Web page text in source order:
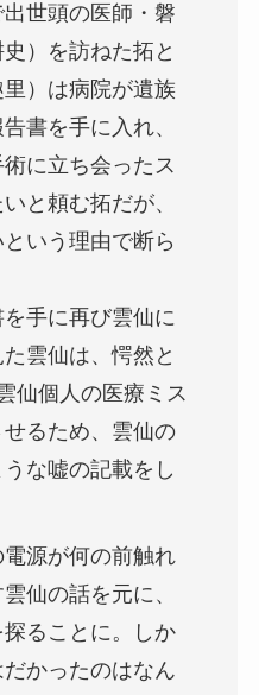
世頭の医師・磐
）を訪ねた拓と
）は病院が遺族
書を手に入れ、
に立ち会ったス
と頼む拓だが、
いう理由で断ら
手に再び雲仙に
雲仙は、愕然と
個人の医療ミス
るため、雲仙の
な嘘の記載をし
源が何の前触れ
仙の話を元に、
ることに。しか
かったのはなん